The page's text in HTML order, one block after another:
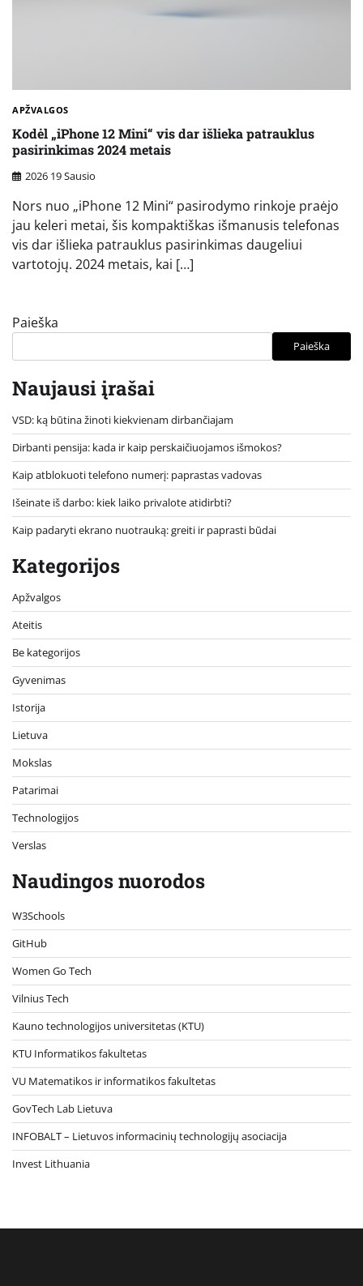
APŽVALGOS
Kodėl „iPhone 12 Mini“ vis dar išlieka patrauklus
pasirinkimas 2024 metais
2026 19 Sausio
Nors nuo „iPhone 12 Mini“ pasirodymo rinkoje praėjo
jau keleri metai, šis kompaktiškas išmanusis telefonas
vis dar išlieka patrauklus pasirinkimas daugeliui
vartotojų. 2024 metais, kai […]
Paieška
Paieška
Naujausi įrašai
VSD: ką būtina žinoti kiekvienam dirbančiajam
Dirbanti pensija: kada ir kaip perskaičiuojamos išmokos?
Kaip atblokuoti telefono numerį: paprastas vadovas
Išeinate iš darbo: kiek laiko privalote atidirbti?
Kaip padaryti ekrano nuotrauką: greiti ir paprasti būdai
Kategorijos
Apžvalgos
Ateitis
Be kategorijos
Gyvenimas
Istorija
Lietuva
Mokslas
Patarimai
Technologijos
Verslas
Naudingos nuorodos
W3Schools
GitHub
Women Go Tech
Vilnius Tech
Kauno technologijos universitetas (KTU)
KTU Informatikos fakultetas
VU Matematikos ir informatikos fakultetas
GovTech Lab Lietuva
INFOBALT – Lietuvos informacinių technologijų asociacija
Invest Lithuania